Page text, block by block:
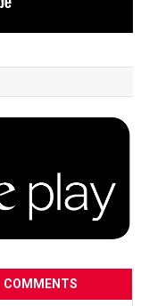
COMMENTS